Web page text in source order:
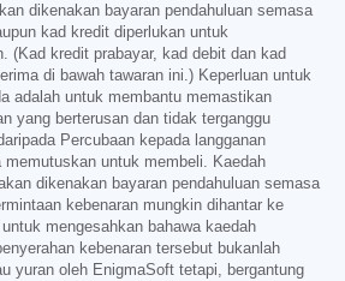
dikenakan bayaran pendahuluan semasa
kad kredit diperlukan untuk
(Kad kredit prabayar, kad debit dan kad
di bawah tawaran ini.) Keperluan untuk
adalah untuk membantu memastikan
yang berterusan dan tidak terganggu
Percubaan kepada langganan
memutuskan untuk membeli. Kaedah
dikenakan bayaran pendahuluan semasa
kebenaran mungkin dihantar ke
mengesahkan bahawa kaedah
kebenaran tersebut bukanlah
yuran oleh EnigmaSoft tetapi, bergantung